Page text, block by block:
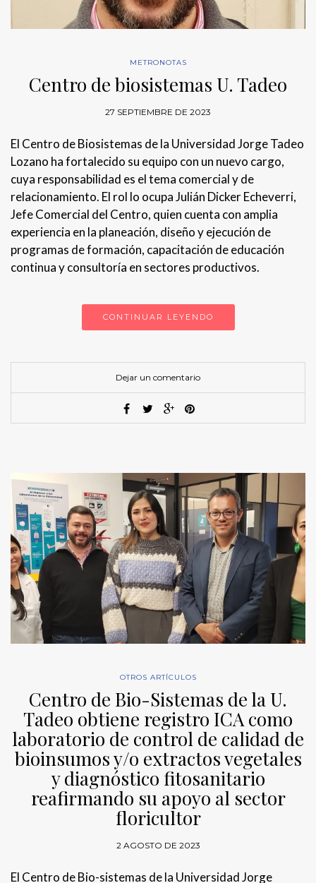
METRONOTAS
Centro de biosistemas U. Tadeo
27 SEPTIEMBRE DE 2023
El Centro de Biosistemas de la Universidad Jorge Tadeo
Lozano ha fortalecido su equipo con un nuevo cargo,
cuya responsabilidad es el tema comercial y de
relacionamiento. El rol lo ocupa Julián Dicker Echeverri,
Jefe Comercial del Centro, quien cuenta con amplia
experiencia en la planeación, diseño y ejecución de
programas de formación, capacitación de educación
continua y consultoría en sectores productivos.
CONTINUAR LEYENDO
Dejar un comentario
OTROS ARTÍCULOS
Centro de Bio-Sistemas de la U.
Tadeo obtiene registro ICA como
laboratorio de control de calidad de
bioinsumos y/o extractos vegetales
y diagnóstico fitosanitario
reafirmando su apoyo al sector
floricultor
2 AGOSTO DE 2023
El Centro de Bio-sistemas de la Universidad Jorge